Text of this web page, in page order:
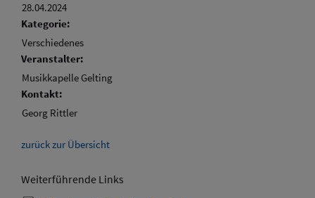
28.04.2024
Kategorie:
Verschiedenes
Veranstalter:
Musikkapelle Gelting
Kontakt:
Georg Rittler
zurück zur Übersicht
Weiterführende Links